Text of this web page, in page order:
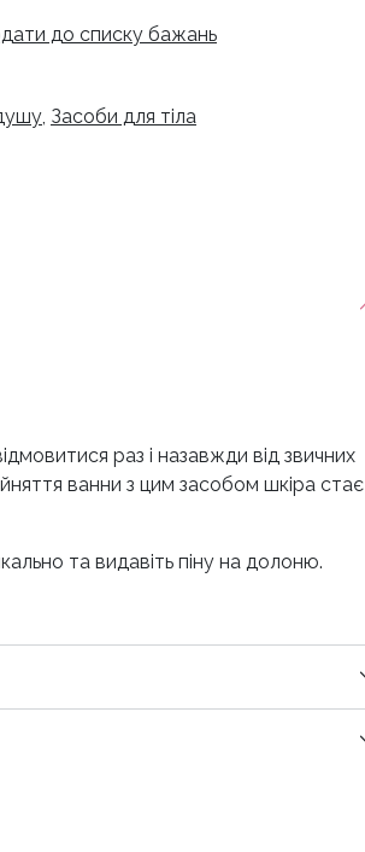
до списку бажань
, Засоби для тіла
раз і назавжди від звичних
ванни з цим засобом шкіра стає
та видавіть піну на долоню.